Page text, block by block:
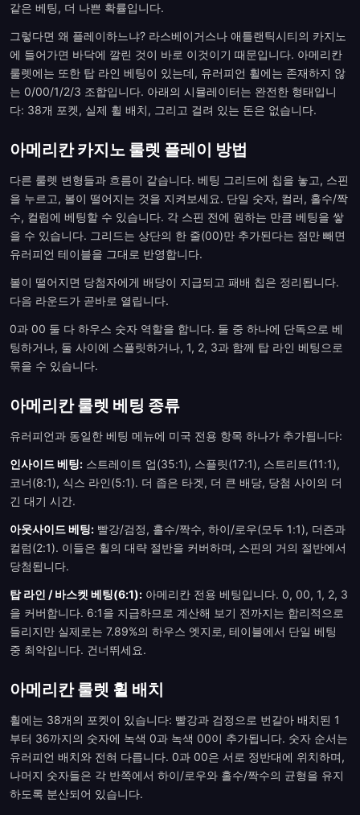
같은 베팅, 더 나쁜 확률입니다.
그렇다면 왜 플레이하느냐? 라스베이거스나 애틀랜틱시티의 카지노
에 들어가면 바닥에 깔린 것이 바로 이것이기 때문입니다. 아메리칸
룰렛에는 또한 탑 라인 베팅이 있는데, 유러피언 휠에는 존재하지 않
는 0/00/1/2/3 조합입니다. 아래의 시뮬레이터는 완전한 형태입니
다: 38개 포켓, 실제 휠 배치, 그리고 걸려 있는 돈은 없습니다.
아메리칸 카지노 룰렛 플레이 방법
다른 룰렛 변형들과 흐름이 같습니다. 베팅 그리드에 칩을 놓고, 스핀
을 누르고, 볼이 떨어지는 것을 지켜보세요. 단일 숫자, 컬러, 홀수/짝
수, 컬럼에 베팅할 수 있습니다. 각 스핀 전에 원하는 만큼 베팅을 쌓
을 수 있습니다. 그리드는 상단의 한 줄(00)만 추가된다는 점만 빼면
유러피언 테이블을 그대로 반영합니다.
볼이 떨어지면 당첨자에게 배당이 지급되고 패배 칩은 정리됩니다.
다음 라운드가 곧바로 열립니다.
0과 00 둘 다 하우스 숫자 역할을 합니다. 둘 중 하나에 단독으로 베
팅하거나, 둘 사이에 스플릿하거나, 1, 2, 3과 함께 탑 라인 베팅으로
묶을 수 있습니다.
아메리칸 룰렛 베팅 종류
유러피언과 동일한 베팅 메뉴에 미국 전용 항목 하나가 추가됩니다:
인사이드 베팅: 스트레이트 업(35:1), 스플릿(17:1), 스트리트(11:1),
코너(8:1), 식스 라인(5:1). 더 좁은 타겟, 더 큰 배당, 당첨 사이의 더
긴 대기 시간.
아웃사이드 베팅: 빨강/검정, 홀수/짝수, 하이/로우(모두 1:1), 더즌과
컬럼(2:1). 이들은 휠의 대략 절반을 커버하며, 스핀의 거의 절반에서
당첨됩니다.
탑 라인 / 바스켓 베팅(6:1): 아메리칸 전용 베팅입니다. 0, 00, 1, 2, 3
을 커버합니다. 6:1을 지급하므로 계산해 보기 전까지는 합리적으로
들리지만 실제로는 7.89%의 하우스 엣지로, 테이블에서 단일 베팅
중 최악입니다. 건너뛰세요.
아메리칸 룰렛 휠 배치
휠에는 38개의 포켓이 있습니다: 빨강과 검정으로 번갈아 배치된 1
부터 36까지의 숫자에 녹색 0과 녹색 00이 추가됩니다. 숫자 순서는
유러피언 배치와 전혀 다릅니다. 0과 00은 서로 정반대에 위치하며,
나머지 숫자들은 각 반쪽에서 하이/로우와 홀수/짝수의 균형을 유지
하도록 분산되어 있습니다.